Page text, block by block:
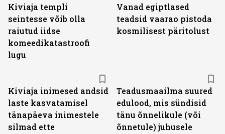
Kiviaja templi
seintesse võib olla
raiutud iidse
komeedikatastroofi
lugu
Vanad egiptlased
teadsid vaarao pistoda
kosmilisest päritolust
Kiviaja inimesed andsid
laste kasvatamisel
tänapäeva inimestele
silmad ette
Teadusmaailma suured
edulood, mis sündisid
tänu õnnelikule (või
õnnetule) juhusele